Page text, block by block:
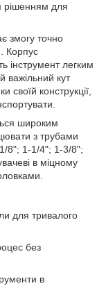
рішенням для
змогу точно
Корпус
інструмент легким
важільний кут
своїй конструкції,
широким
з трубами
8"; 1-1/4"; 1-3/8";
в міцному
для тривалого
без
в